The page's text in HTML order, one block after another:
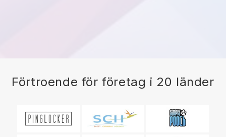
Förtroende för företag i 20 länder